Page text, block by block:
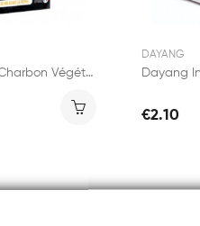
Dayang Infusion Charbon Végétal Activé BIO 45...
DAYANG
€2.10